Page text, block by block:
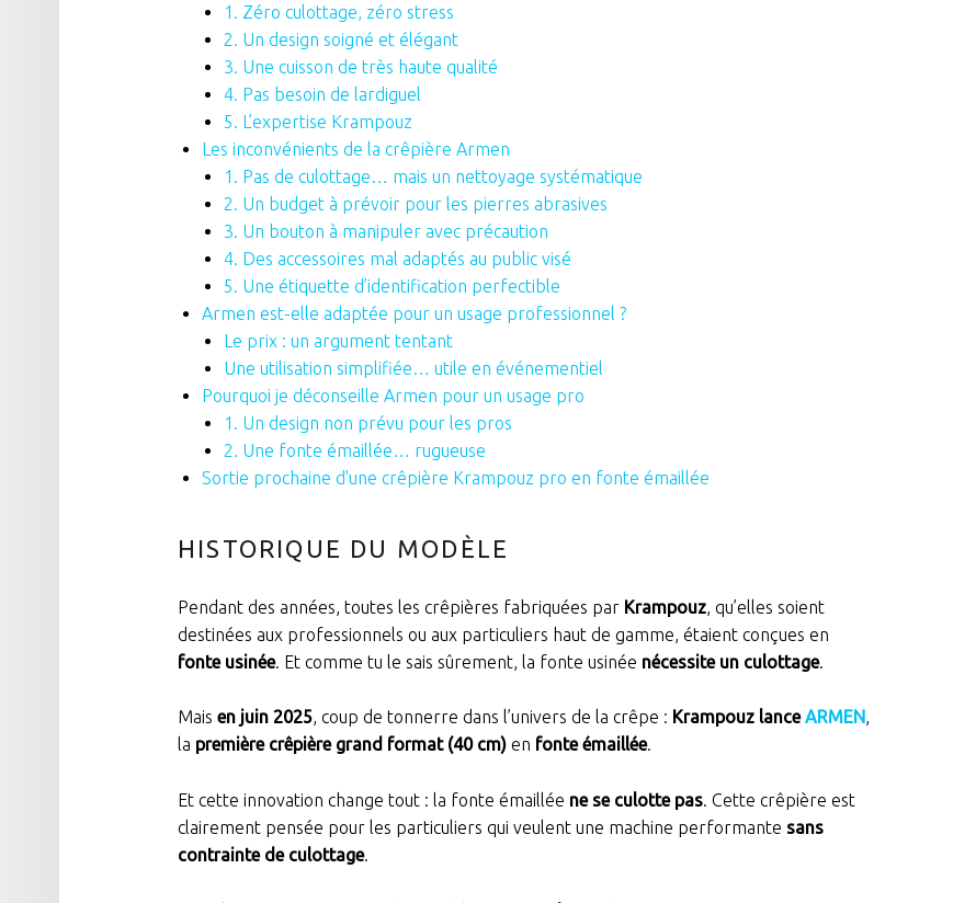
1. Zéro culottage, zéro stress
2. Un design soigné et élégant
3. Une cuisson de très haute qualité
4. Pas besoin de lardiguel
5. L’expertise Krampouz
Les inconvénients de la crêpière Armen
1. Pas de culottage… mais un nettoyage systématique
2. Un budget à prévoir pour les pierres abrasives
3. Un bouton à manipuler avec précaution
4. Des accessoires mal adaptés au public visé
5. Une étiquette d’identification perfectible
Armen est-elle adaptée pour un usage professionnel ?
Le prix : un argument tentant
Une utilisation simplifiée… utile en événementiel
Pourquoi je déconseille Armen pour un usage pro
1. Un design non prévu pour les pros
2. Une fonte émaillée… rugueuse
Sortie prochaine d'une crêpière Krampouz pro en fonte émaillée
HISTORIQUE DU MODÈLE
Pendant des années, toutes les crêpières fabriquées par Krampouz , qu’elles soient
destinées aux professionnels ou aux particuliers haut de gamme, étaient conçues en
fonte usinée. Et comme tu le sais sûrement, la fonte usinée nécessite un culottage.
Mais en juin 2025, coup de tonnerre dans l’univers de la crêpe : Krampouz lanceARMEN,
la première crêpière grand format (40 cm) en fonte émaillée.
Et cette innovation change tout : la fonte émaillée ne se culotte pas. Cette crêpière est
clairement pensée pour les particuliers qui veulent une machine performante sans
contrainte de culottage.